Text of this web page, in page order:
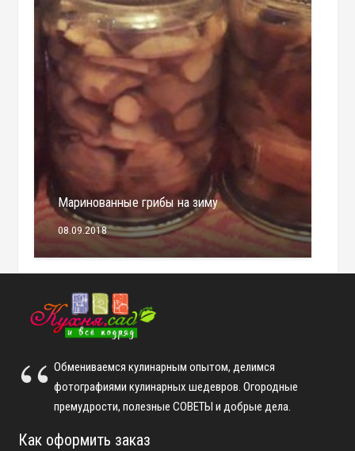
Маринованные грибы на зиму
08.09.2018
Обмениваемся кулинарным опытом, делимся
фотографиями кулинарных шедевров. Огородные
премудрости, полезные СОВЕТЫ и добрые дела.
Как оформить заказ